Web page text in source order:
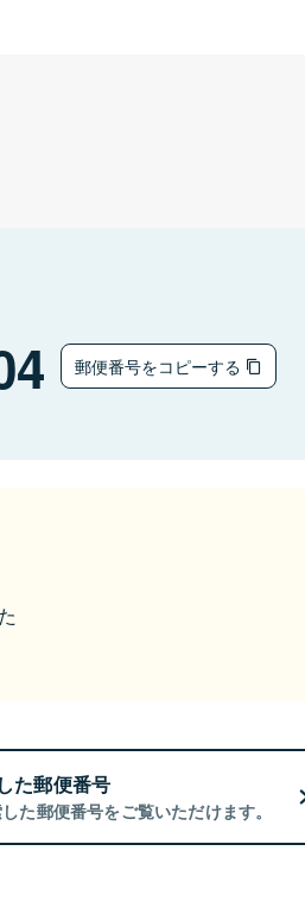
郵便番号をコピーする
た郵便番号
た郵便番号をご覧いただけます。